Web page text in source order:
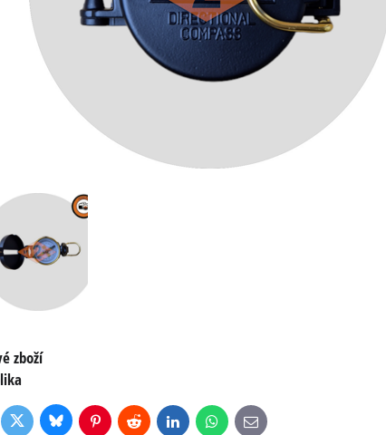
zboží
Twitter BlueskyPinterestReddit LinkedInWhatsApp
E-